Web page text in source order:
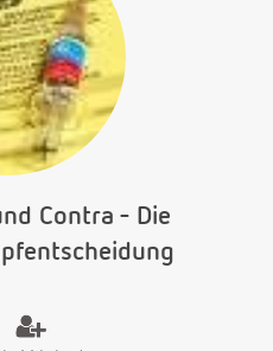
Contra - Die